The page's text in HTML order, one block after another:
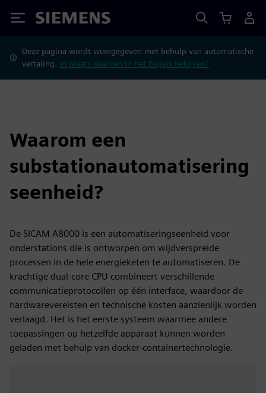
Siemens
Deze pagina wordt weergegeven met behulp van automatische
vertaling. In plaats daarvan in het Engels bekijken?
Waarom een
substationautomatisering
seenheid?
De SICAM A8000 is een automatiseringseenheid voor
onderstations die is ontworpen om wijdverspreide
processen in de hele energieketen te automatiseren. De
krachtige dual-core CPU combineert verschillende
communicatieprotocollen op één interface, waardoor de
hardwarevereisten en technische kosten aanzienlijk worden
verlaagd. Het is het eerste systeem waarmee andere
toepassingen op hetzelfde apparaat kunnen worden
geladen met behulp van docker-containertechnologie.